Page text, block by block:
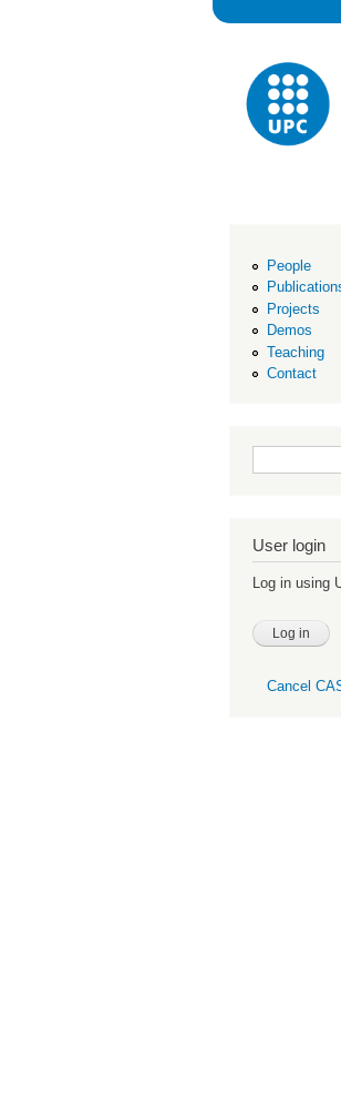
People
Projects
Demos
Teaching
Contact
Search form
User login
Log in using
Cancel